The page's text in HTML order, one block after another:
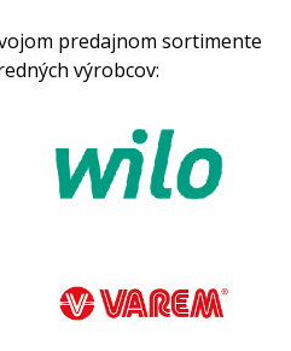
predajnom sortimente
výrobcov: